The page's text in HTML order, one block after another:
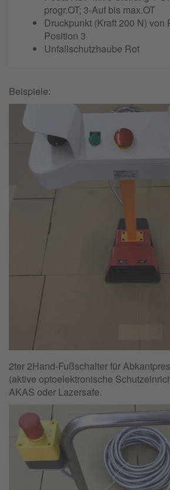
progr.OT; 3-Auf bis max.OT
Druckpunkt (Kraft 200 N) von
Position 3
Unfallschutzhaube Rot
Beispiele:
2ter 2Hand-Fußschalter für
(aktive optoelektronische
AKAS oder Lazersafe.